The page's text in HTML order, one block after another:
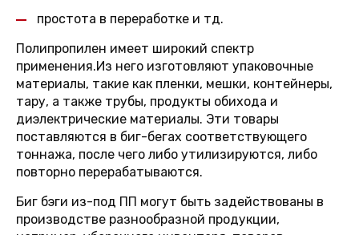
простота в переработке и тд.
Полипропилен имеет широкий спектр
применения.Из него изготовляют упаковочные
материалы, такие как пленки, мешки, контейнеры,
тару, а также трубы, продукты обихода и
диэлектрические материалы. Эти товары
поставляются в биг-бегах соответствующего
тоннажа, после чего либо утилизируются, либо
повторно перерабатываются.
Биг бэги из-под ПП могут быть задействованы в
производстве разнообразной продукции,